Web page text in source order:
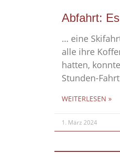
Abfahrt:
… eine
alle ihre
hatten,
Stunden-
WEITERLESEN »
1. März 2024